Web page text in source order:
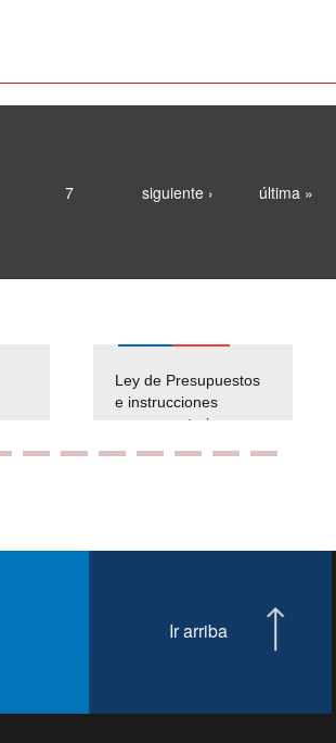
7 siguiente › última »
Ley de Presupuestos
e instrucciones
presuspuetarias
Ir arriba